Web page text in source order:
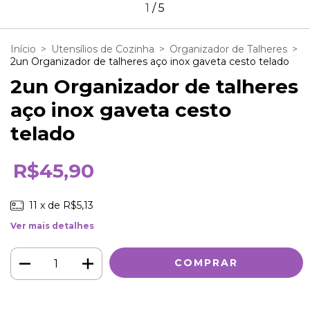
1 /5
Início > Utensílios de Cozinha > Organizador de Talheres >
2un Organizador de talheres aço inox gaveta cesto telado
2un Organizador de talheres
aço inox gaveta cesto
telado
R$45,90
11 x de R$5,13
Ver mais detalhes